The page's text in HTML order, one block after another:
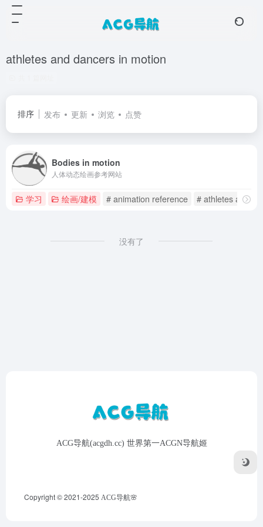
athletes and dancers in motion
排序 发布 更新 浏览 点赞
Bodies in motion
人体动态绘画参考网站
学习 绘画/建模 # animation reference # athletes and
没有了
ACG导航(acgdh.cc) 世界第一ACGN导航姬
Copyright © 2021-2025 ACG导航🌸